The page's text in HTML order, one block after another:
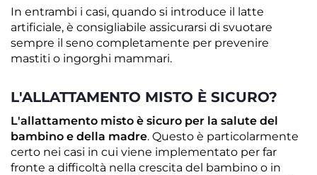
In entrambi i casi, quando si introduce il latte
artificiale, è consigliabile assicurarsi di svuotare
sempre il seno completamente per prevenire
mastiti o ingorghi mammari.
L'ALLATTAMENTO MISTO È SICURO?
L'allattamento misto è sicuro per la salute del
bambino e della madre. Questo è particolarmente
certo nei casi in cui viene implementato per far
fronte a difficoltà nella crescita del bambino o in